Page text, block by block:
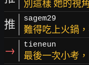
別這樣 她的視
推 sagem29
難得吃上火鍋
→ tieneun
最後一次小考